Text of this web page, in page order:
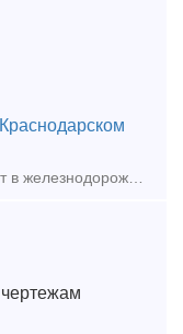
Краснодарском
Одной из самых трудозатратных работ в железнодорожном хозяйстве считается процедура укладки и смены пути. При таком виде работ путейцы отвинчивают-завинчивают множество клеммных и закладных бо